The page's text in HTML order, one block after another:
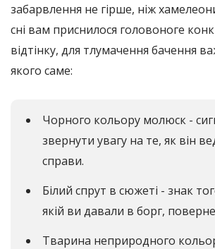
забарвлення не гірше, ніж
сні вам приснилося головоноге
відтінку, для тлумачення бачення
якого саме:
Чорного кольору молюск -
звернути увагу на те, як він
справи.
Білий спрут в сюжеті - знак
якій ви давали в борг,
Тварина неприродного